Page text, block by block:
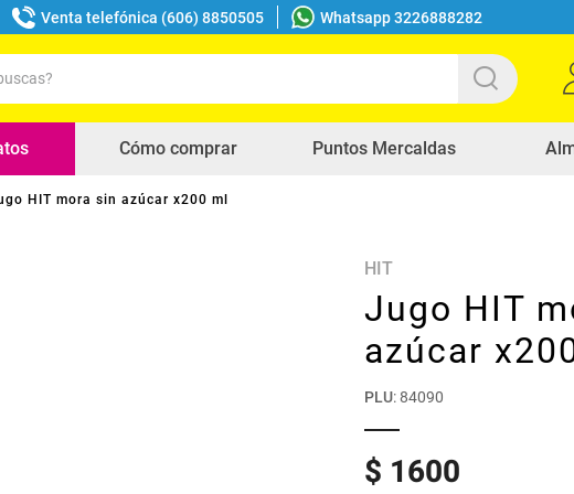
Venta telefónica (606) 8850505 Whatsapp 3226888282
Cómo comprar Puntos Mercaldas
HIT mora sin azúcar x200 ml
HIT
Jugo HIT
azúcar
PLU:84090
$ 1600
buscados